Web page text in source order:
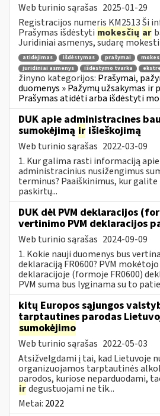
Web turinio sąrašas 2025-01-29
Registracijos numeris KM2513 Ši
Prašymas išdėstyti mokesčių ar
Juridiniai asmenys, sudarę
atidėjimas išdėstymas prašymai
juridiniai asmenys
išdėstymo tvarka
žinyno kategorijos: Prašymai,
duomenys » Pažymų užsakymas ir
Prašymas atidėti arba išdėstyti
DUK apie administracines
sumokėjimą ir išieškojimą
Web turinio sąrašas 2022-03-09
1. Kur galima rasti informaciją
administracinius nusižengimus
terminus? Paaiškinimus, kur
paskirtų...
DUK dėl PVM deklaracijos
vertinimo PVM deklaracijos
Web turinio sąrašas 2024-09-09
1. Kokie nauji duomenys bus
deklaraciją FR0600? PVM
deklaracijoje (formoje FR0600)
PVM suma bus lyginama su to
kitų Europos sąjungos
tarptautines parodas
sumokėjimo
Web turinio sąrašas 2022-05-03
Atsižvelgdami į tai, kad Lietuvoje
organizuojamos tarptautinės
parodos, kuriose neparduodami,
irdegustuojami ne tik...
Metai: 2022